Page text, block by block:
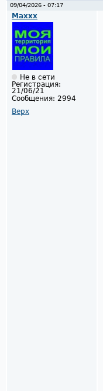
09/04/2026 - 07:17
Maxxx
Не в сети
Регистрация:
21/06/21
Сообщения: 2994
Верх